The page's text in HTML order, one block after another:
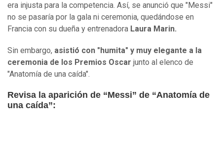
era injusta para la competencia. Así, se anunció que "Messi"
no se pasaría por la gala ni ceremonia, quedándose en
Francia con su dueña y entrenadora Laura Marin.
Sin embargo, asistió con "humita" y muy elegante a la
ceremonia de los Premios Oscar junto al elenco de
"Anatomía de una caída".
Revisa la aparición de “Messi” de “Anatomía de
una caída”: